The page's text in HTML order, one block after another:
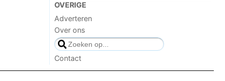
OVERIGE
Adverteren
Over ons
Contact